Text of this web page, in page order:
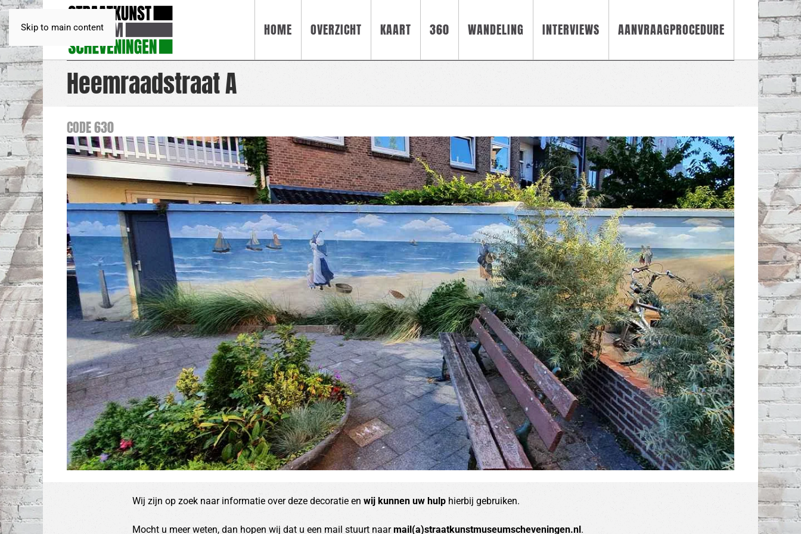
Skip to main content HOME OVERZICHT KAART 360 WANDELING INTERVIEWS AANVRAAGPROCEDURE
Heemraadstraat A
CODE 630
Wij zijn op zoek naar informatie over deze decoratie en wij kunnen uw hulp hierbij gebruiken.
Mocht u meer weten, dan hopen wij dat u een mail stuurt naarmail(a)straatkunstmuseumscheveningen.nl .